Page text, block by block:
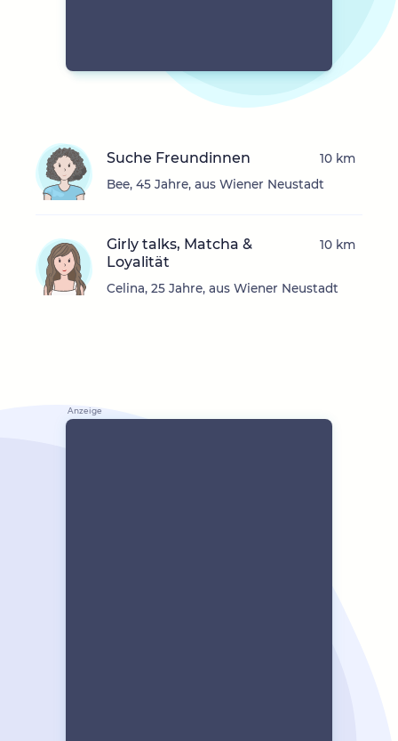
Suche Freundinnen
Bee, 45 Jahre, aus Wiener Neustadt
10 km
Girly talks, Matcha &
Loyalität
Celina, 25 Jahre, aus Wiener Neustadt
10 km